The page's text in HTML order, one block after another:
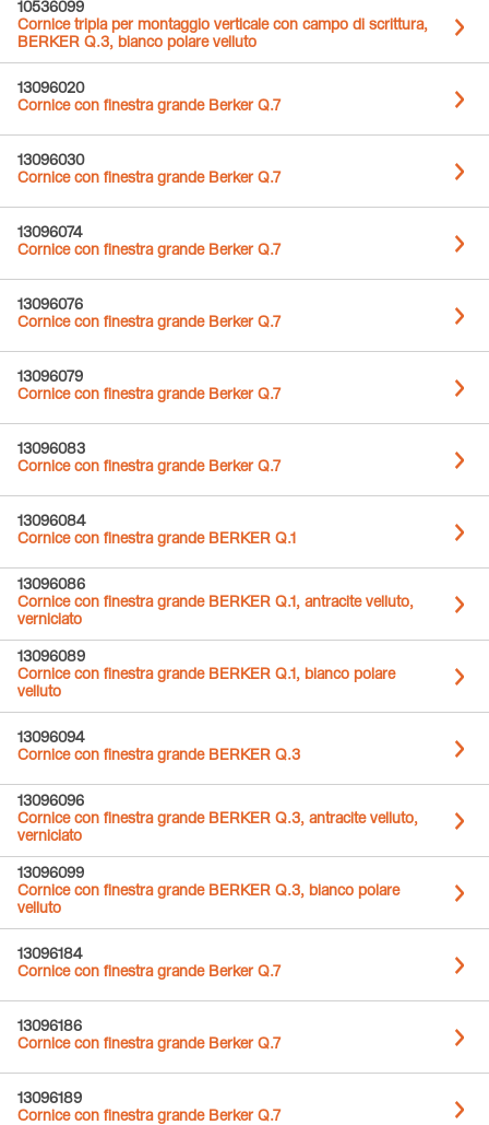
10536099
Cornice tripla per montaggio verticale con campo di scrittura,
BERKER Q.3, bianco polare velluto
13096020
Cornice con finestra grande Berker Q.7
13096030
Cornice con finestra grande Berker Q.7
13096074
Cornice con finestra grande Berker Q.7
13096076
Cornice con finestra grande Berker Q.7
13096079
Cornice con finestra grande Berker Q.7
13096083
Cornice con finestra grande Berker Q.7
13096084
Cornice con finestra grande BERKER Q.1
13096086
Cornice con finestra grande BERKER Q.1, antracite velluto,
verniciato
13096089
Cornice con finestra grande BERKER Q.1, bianco polare
velluto
13096094
Cornice con finestra grande BERKER Q.3
13096096
Cornice con finestra grande BERKER Q.3, antracite velluto,
verniciato
13096099
Cornice con finestra grande BERKER Q.3, bianco polare
velluto
13096184
Cornice con finestra grande Berker Q.7
13096186
Cornice con finestra grande Berker Q.7
13096189
Cornice con finestra grande Berker Q.7